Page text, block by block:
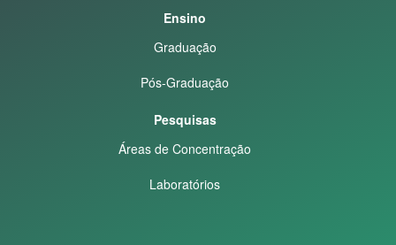
Ensino
Graduação
Pós-Graduação
Pesquisas
Áreas de Concentração
Laboratórios